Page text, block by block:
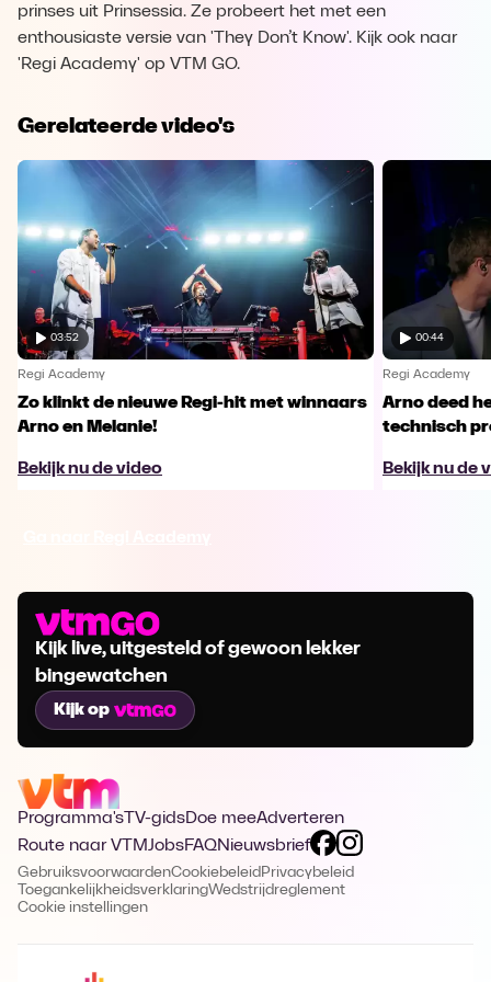
prinses uit Prinsessia. Ze probeert het met een
enthousiaste versie van 'They Don’t Know'. Kijk ook naar
'Regi Academy' op VTM GO.
Gerelateerde video's
03:52
Regi Academy
Zo klinkt de nieuwe Regi-hit met winnaars
Arno en Melanie!
Bekijk nu de video
00:44
Regi Academy
Arno deed
technisch
Bekijk nu de
Kijk live, uitgesteld of gewoon lekker
bingewatchen
Kijk op
Programma's TV-gidsDoe meeAdverteren
Route naar VTMJobsFAQNieuwsbrief
GebruiksvoorwaardenCookiebeleid Privacybeleid
ToegankelijkheidsverklaringWedstrijdreglement
Cookie instellingen